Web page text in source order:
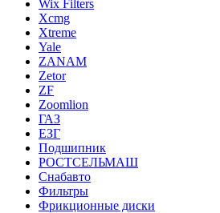
Wix Filters
Xcmg
Xtreme
Yale
ZANAM
Zetor
ZF
Zoomlion
ГАЗ
ЕЗГ
Подшипник
РОСТСЕЛЬМАШ
Снабавто
Фильтры
Фрикционные диски